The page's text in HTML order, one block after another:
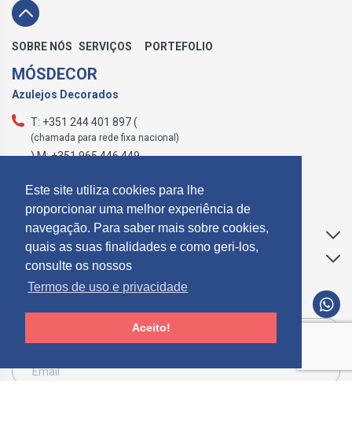
Este site utiliza cookies para lhe
proporcionar uma melhor experiência de
navegação. Para saber mais sobre cookies,
quais as suas finalidades e como geri-los,
consulte os nossos
Termos de uso e privacidade
Aceito!
SOBRE NÓS SERVIÇOS PORTEFOLIO
MÓSDECOR
Azulejos Decorados
T: +351 244 401 897 (
(chamada para rede fixa nacional)
) M: +351 965 446 449
Apoio ao Cliente
Informações
SUBCREVER NEWSLETTER